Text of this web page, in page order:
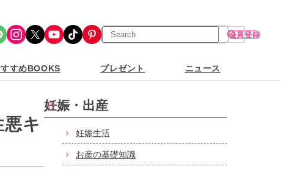
Instagram X YouTube TikTok Pinterest
検
索
会員登録
すめBOOKS プレゼント ニュース
キ
妊娠・出産
妊娠生活
お産の基礎知識